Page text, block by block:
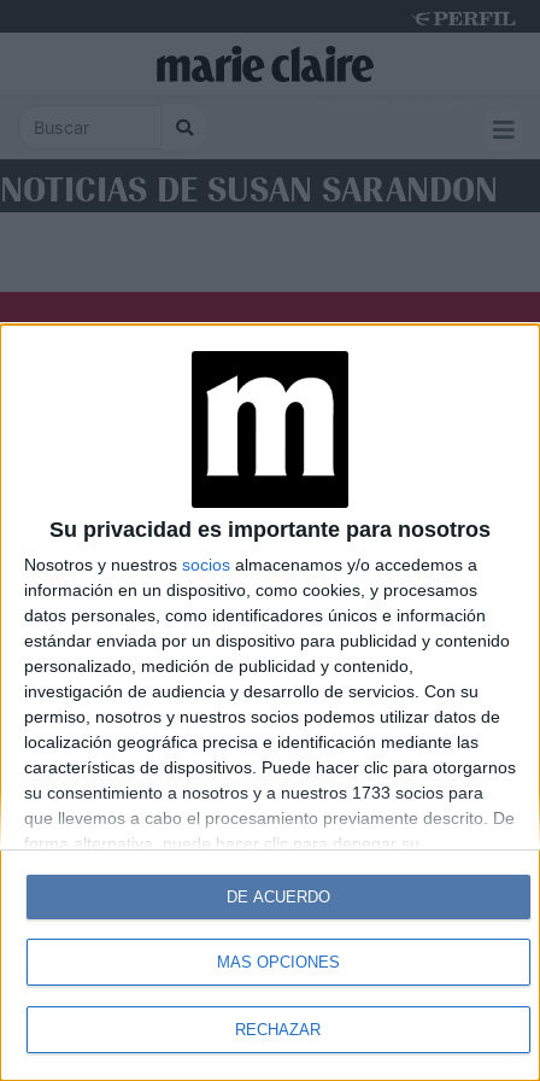
Su privacidad es importante para nosotros
Nosotros y nuestros socios almacenamos y/o accedemos a
información en un dispositivo, como cookies, y procesamos
datos personales, como identificadores únicos e información
estándar enviada por un dispositivo para publicidad y contenido
personalizado, medición de publicidad y contenido,
investigación de audiencia y desarrollo de servicios. Con su
permiso, nosotros y nuestros socios podemos utilizar datos de
localización geográfica precisa e identificación mediante las
características de dispositivos. Puede hacer clic para otorgarnos
su consentimiento a nosotros y a nuestros 1733 socios para
que llevemos a cabo el procesamiento previamente descrito. De
forma alternativa, puede hacer clic para denegar su
cambiar sus preferencias antes de otorgar su consentimiento.
Tenga en cuenta que algún procesamiento de sus datos
personales puede no requerir de su consentimiento, pero usted
tiene el derecho de rechazar tal procesamiento. Sus
sus preferencias o retirar su consentimiento en cualquier
MÁS OPCIONES
RECHAZAR
DE ACUERDO
NOTICIAS DE SUSAN SARANDON
Caras Noticias
Weekend Parabrisas
Look
Luz Mía Lunateen Break BATimes
© Perfil.com 2006-2019 - Todos los derechos reservados
Registro de Propiedad Intelectual: Nro. 5346433